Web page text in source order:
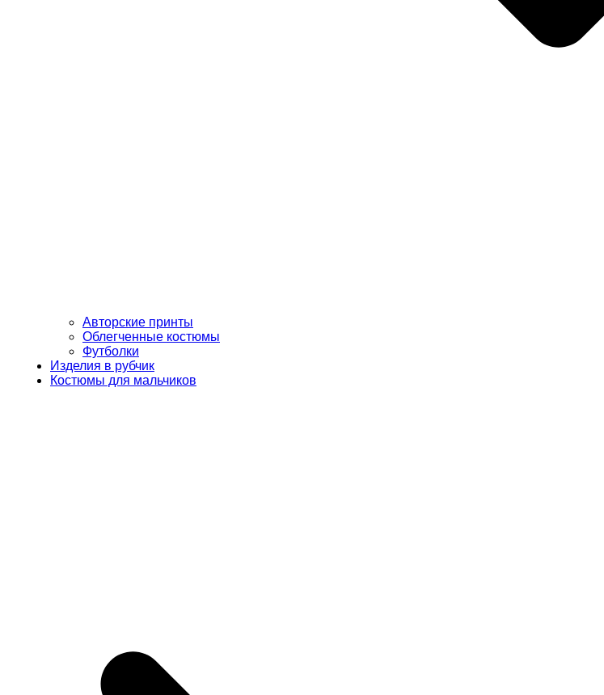
Авторские принты
Облегченные костюмы
Футболки
Изделия в рубчик
Костюмы для мальчиков